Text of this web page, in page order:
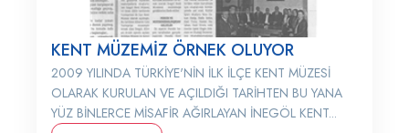
KENT MÜZEMİZ ÖRNEK OLUYOR
2009 YILINDA TÜRKİYE'NİN İLK İLÇE KENT MÜZESİ
OLARAK KURULAN VE AÇILDIĞI TARİHTEN BU YANA
YÜZ BİNLERCE MİSAFİR AĞIRLAYAN İNEGÖL KENT...